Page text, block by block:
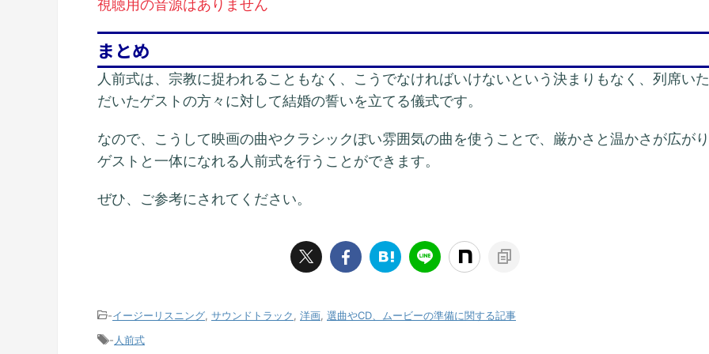
視聴用の音源はありません
まとめ
人前式は、宗教に捉われることもなく、こうでなければいけないという決まりもなく、列席いた
だいたゲストの方々に対して結婚の誓いを立てる儀式です。
なので、こうして映画の曲やクラシックぽい雰囲気の曲を使うことで、厳かさと温かさが広がり
ゲストと一体になれる人前式を行うことができます。
ぜひ、ご参考にされてください。
-イージーリスニング サウンドトラック 洋画 選曲やCD、ムービーの準備に関する記事
- 人前式